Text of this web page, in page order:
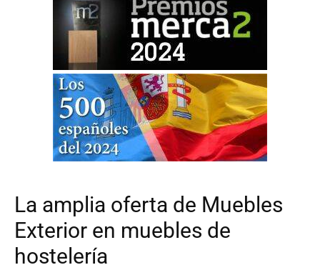
La amplia oferta de Muebles
Exterior en muebles de
hostelería